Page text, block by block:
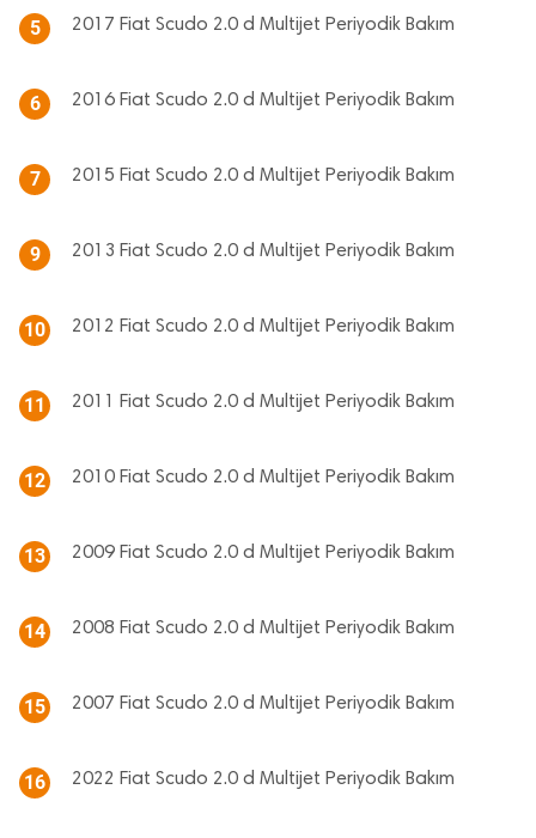
5 2017 Fiat Scudo 2.0 d Multijet Periyodik Bakım
6 2016 Fiat Scudo 2.0 d Multijet Periyodik Bakım
7 2015 Fiat Scudo 2.0 d Multijet Periyodik Bakım
9 2013 Fiat Scudo 2.0 d Multijet Periyodik Bakım
10 2012 Fiat Scudo 2.0 d Multijet Periyodik Bakım
11 2011 Fiat Scudo 2.0 d Multijet Periyodik Bakım
12 2010 Fiat Scudo 2.0 d Multijet Periyodik Bakım
13 2009 Fiat Scudo 2.0 d Multijet Periyodik Bakım
14 2008 Fiat Scudo 2.0 d Multijet Periyodik Bakım
15 2007 Fiat Scudo 2.0 d Multijet Periyodik Bakım
16 2022 Fiat Scudo 2.0 d Multijet Periyodik Bakım